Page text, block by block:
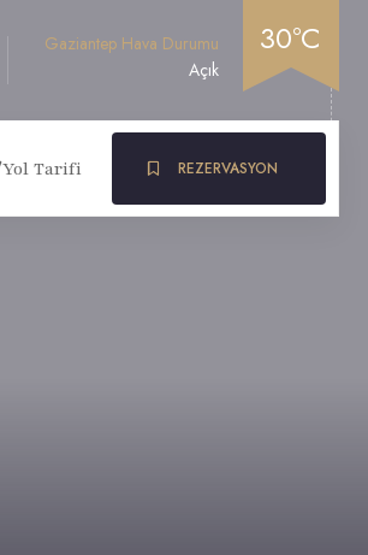
30°C
Gaziantep Hava Durumu
Açık
REZERVASYON
Yol Tarifi